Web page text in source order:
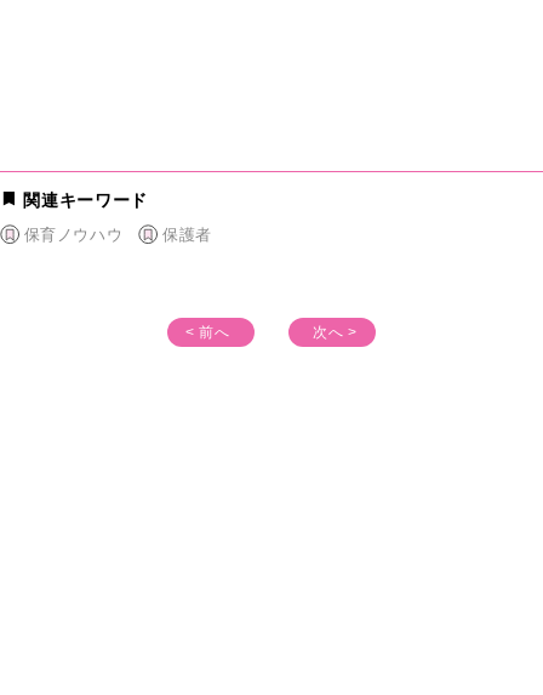
関連キーワード
保育ノウハウ 保護者
< 前へ 次へ >